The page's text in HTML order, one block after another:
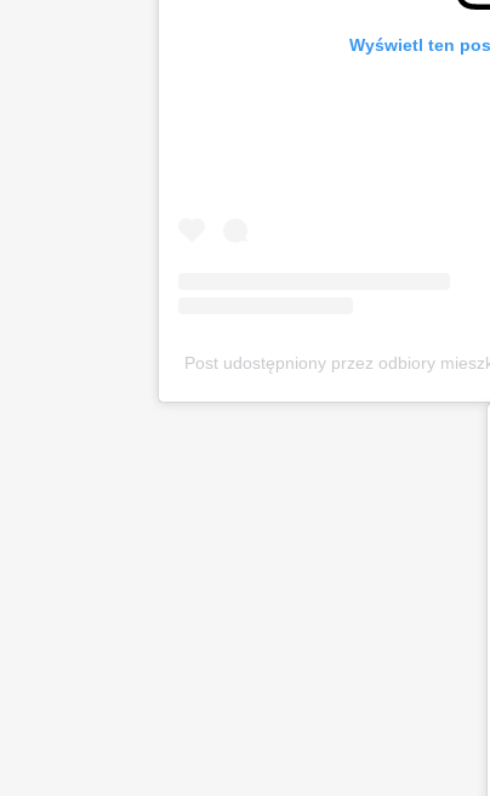
Wyświetl ten
Post udostępniony przez odbiory